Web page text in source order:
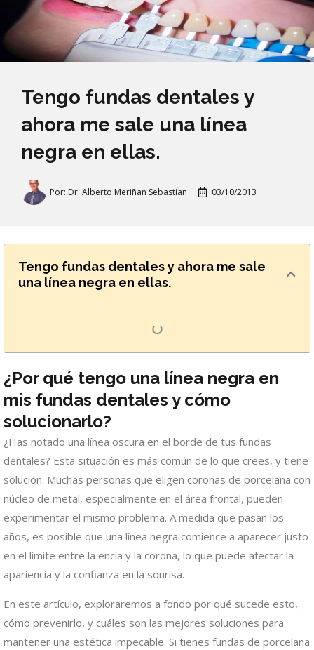
Tengo fundas dentales y
ahora me sale una línea
negra en ellas.
Por: Dr. Alberto Meriñan Sebastian 03/10/2013
Tengo fundas dentales y ahora me sale
una línea negra en ellas.
¿Por qué tengo una línea negra en
mis fundas dentales y cómo
solucionarlo?
¿Has notado una línea oscura en el borde de tus fundas
dentales? Esta situación es más común de lo que crees, y tiene
solución. Muchas personas que eligen coronas de porcelana con
núcleo de metal, especialmente en el área frontal, pueden
experimentar el mismo problema. A medida que pasan los
años, es posible que una línea negra comience a aparecer justo
en el límite entre la encía y la corona, lo que puede afectar la
apariencia y la confianza en la sonrisa.
En este artículo, exploraremos a fondo por qué sucede esto,
cómo prevenirlo, y cuáles son las mejores soluciones para
mantener una estética impecable. Si tienes fundas de porcelana